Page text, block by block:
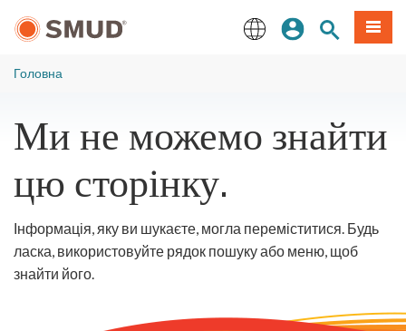
до
змісту
Увійдіть
Пошук по
Меню
Головна
Ми не можемо знайти
цю сторінку.
Інформація, яку ви шукаєте, могла переміститися. Будь
ласка, використовуйте рядок пошуку або меню, щоб
знайти його.